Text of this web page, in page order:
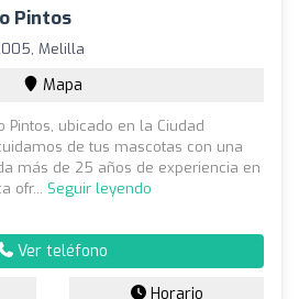
Pintos
Melilla
Mapa
Pintos, ubicado en la Ciudad
de tus mascotas con una
más de 25 años de experiencia en
ofr... Seguir leyendo
Ver teléfono
Horario